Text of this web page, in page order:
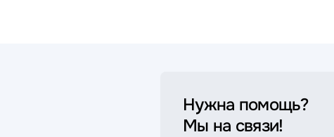
Нужна помощь?
Мы на связи!